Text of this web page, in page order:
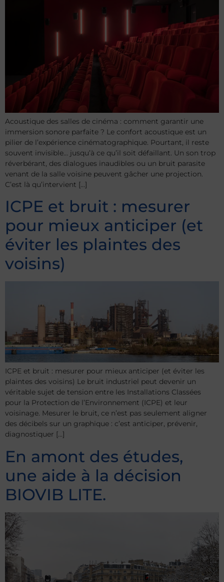
Acoustique des salles de cinéma : comment garantir une
immersion sonore parfaite ? Le confort acoustique est un
pilier de l’expérience cinématographique. Pourtant, il reste
souvent invisible… jusqu’à ce qu’il soit défaillant. Un son trop
réverbérant, des dialogues inaudibles ou un bruit parasite
venant de la salle voisine peuvent gâcher une projection.
C’est là qu’intervient […]
ICPE et bruit : mesurer
pour mieux anticiper (et
éviter les plaintes des
voisins)
ICPE et bruit : mesurer pour mieux anticiper (et éviter les
plaintes des voisins) Le bruit industriel peut devenir un
véritable sujet de tension entre les Installations Classées
pour la Protection de l’Environnement (ICPE) et leur
voisinage. Mesurer le bruit, ce n’est pas seulement aligner
des décibels sur un graphique : c’est anticiper, prévenir,
diagnostiquer […]
En amont des études,
une aide à la décision
BIOVIB LITE.